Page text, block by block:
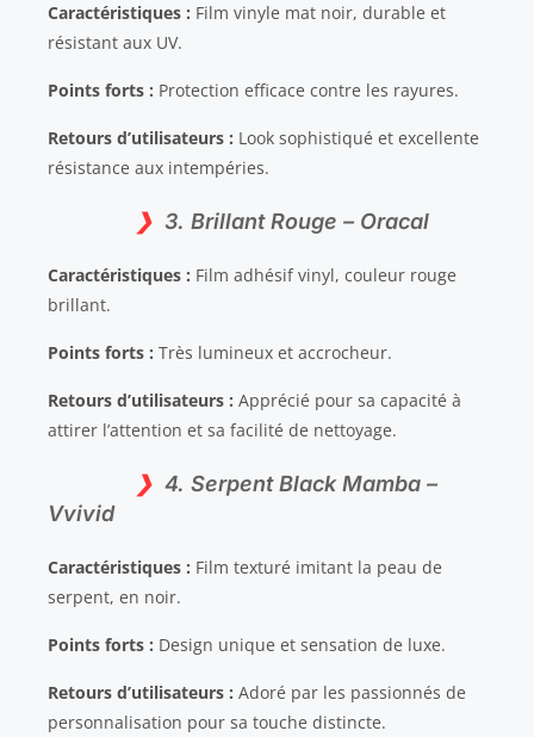
Caractéristiques : Film vinyle mat noir, durable et
résistant aux UV.
Points forts : Protection efficace contre les rayures.
Retours d’utilisateurs : Look sophistiqué et excellente
résistance aux intempéries.
3. Brillant Rouge – Oracal
Caractéristiques : Film adhésif vinyl, couleur rouge
brillant.
Points forts : Très lumineux et accrocheur.
Retours d’utilisateurs : Apprécié pour sa capacité à
attirer l’attention et sa facilité de nettoyage.
4. Serpent Black Mamba –
Vvivid
Caractéristiques : Film texturé imitant la peau de
serpent, en noir.
Points forts : Design unique et sensation de luxe.
Retours d’utilisateurs : Adoré par les passionnés de
personnalisation pour sa touche distincte.